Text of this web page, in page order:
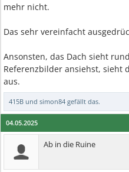
mehr nicht.
Das sehr vereinfacht
Ansonsten, das Dach sieht
Referenzbilder ansiehst, sieht
aus.
415B und simon84 gefällt das.
04.05.2025
Ab in die Ruine